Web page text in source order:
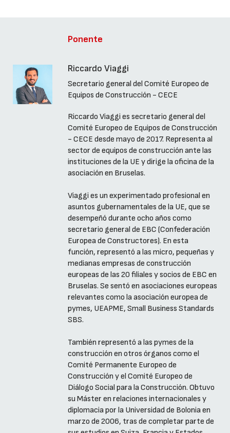
Ponente
Riccardo Viaggi
Secretario general del Comité Europeo de
Equipos de Construcción - CECE
Riccardo Viaggi es secretario general del
Comité Europeo de Equipos de Construcción
- CECE desde mayo de 2017. Representa al
sector de equipos de construcción ante las
instituciones de la UE y dirige la oficina de la
asociación en Bruselas.
Viaggi es un experimentado profesional en
asuntos gubernamentales de la UE, que se
desempeñó durante ocho años como
secretario general de EBC (Confederación
Europea de Constructores). En esta
función, representó a las micro, pequeñas y
medianas empresas de construcción
europeas de las 20 filiales y socios de EBC en
Bruselas. Se sentó en asociaciones europeas
relevantes como la asociación europea de
pymes, UEAPME, Small Business Standards
SBS.
También representó a las pymes de la
construcción en otros órganos como el
Comité Permanente Europeo de
Construcción y el Comité Europeo de
Diálogo Social para la Construcción. Obtuvo
su Máster en relaciones internacionales y
diplomacia por la Universidad de Bolonia en
marzo de 2006, tras de completar parte de